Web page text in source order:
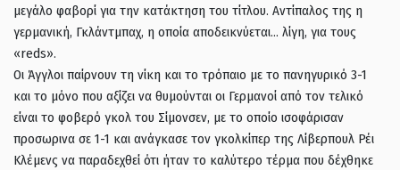
μεγάλο φαβορί για την κατάκτηση του τίτλου. Αντίπαλος της η
γερμανική, Γκλάντμπαχ, η οποία αποδεικνύεται… λίγη, για τους
«reds».
Oι Άγγλοι παίρνουν τη νίκη και το τρόπαιο με το πανηγυρικό 3-1
και το μόνο που αξίζει να θυμούνται οι Γερμανοί από τον τελικό
είναι το φοβερό γκολ του Σίμονσεν, με το οποίο ισοφάρισαν
προσωρινα σε 1-1 και ανάγκασε τον γκολκίπερ της Λίβερπουλ Ρέι
Κλέμενς να παραδεχθεί ότι ήταν το καλύτερο τέρμα που δέχθηκε